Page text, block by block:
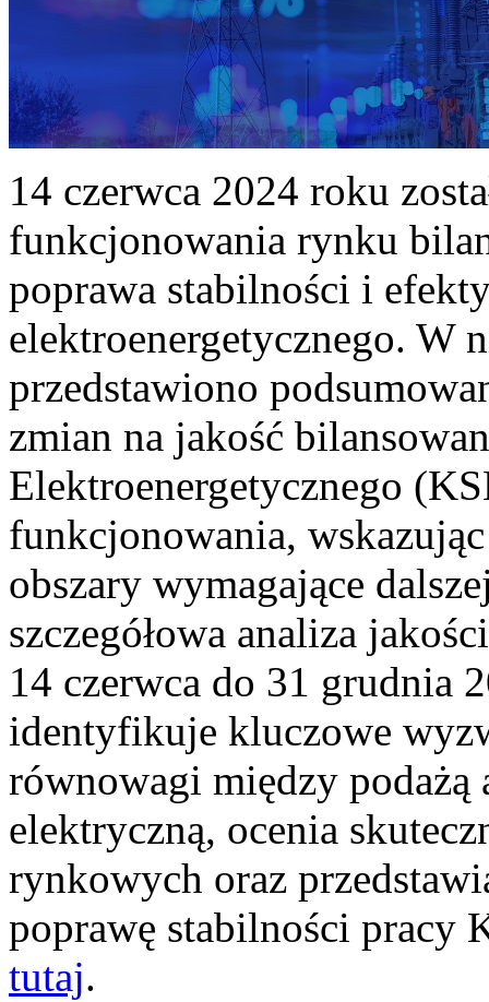
14 czerwca 2024 roku
funkcjonowania rynku
poprawa stabilności i
elektroenergetycznego. W
przedstawiono
zmian na jakość
Elektroenergetycznego
funkcjonowania,
obszary wymagające
szczegółowa analiza
14 czerwca do 31 grudnia
identyfikuje kluczowe
równowagi między podażą
elektryczną, ocenia
rynkowych oraz
poprawę stabilności pracy
tutaj.